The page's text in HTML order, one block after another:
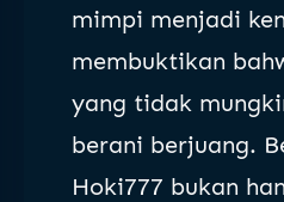
mimpi menjadi
membuktikan
yang tidak
berani berjuang.
Hoki777 bukan